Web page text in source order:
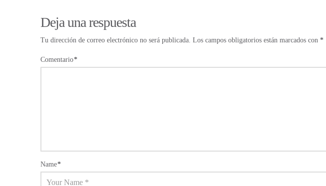
Deja una respuesta
Tu dirección de correo electrónico no será publicada. Los campos obligatorios están marcados con *
Comentario*
Name*